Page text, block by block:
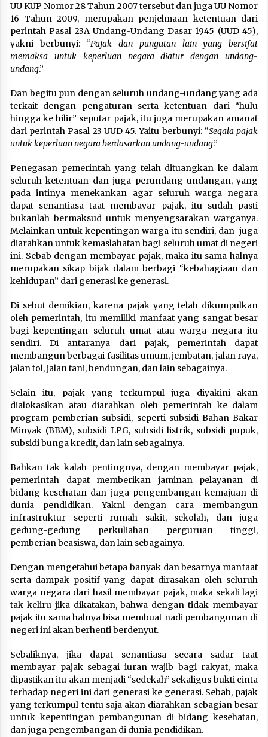
UU KUP Nomor 28 Tahun 2007 tersebut dan juga UU Nomor
16 Tahun 2009, merupakan penjelmaan ketentuan dari
perintah Pasal 23A Undang-Undang Dasar 1945 (UUD 45),
yakni berbunyi: “Pajak dan pungutan lain yang bersifat
memaksa untuk keperluan negara diatur dengan undang-
undang.”
Dan begitu pun dengan seluruh undang-undang yang ada
terkait dengan pengaturan serta ketentuan dari “hulu
hingga ke hilir” seputar pajak, itu juga merupakan amanat
dari perintah Pasal 23 UUD 45. Yaitu berbunyi: “Segala pajak
untuk keperluan negara berdasarkan undang-undang.”
Penegasan pemerintah yang telah dituangkan ke dalam
seluruh ketentuan dan juga perundang-undangan, yang
pada intinya menekankan agar seluruh warga negara
dapat senantiasa taat membayar pajak, itu sudah pasti
bukanlah bermaksud untuk menyengsarakan warganya.
Melainkan untuk kepentingan warga itu sendiri, dan juga
diarahkan untuk kemaslahatan bagi seluruh umat di negeri
ini. Sebab dengan membayar pajak, maka itu sama halnya
merupakan sikap bijak dalam berbagi “kebahagiaan dan
kehidupan” dari generasi ke generasi.
Di sebut demikian, karena pajak yang telah dikumpulkan
oleh pemerintah, itu memiliki manfaat yang sangat besar
bagi kepentingan seluruh umat atau warga negara itu
sendiri. Di antaranya dari pajak, pemerintah dapat
membangun berbagai fasilitas umum, jembatan, jalan raya,
jalan tol, jalan tani, bendungan, dan lain sebagainya.
Selain itu, pajak yang terkumpul juga diyakini akan
dialokasikan atau diarahkan oleh pemerintah ke dalam
program pemberian subsidi, seperti subsidi Bahan Bakar
Minyak (BBM), subsidi LPG, subsidi listrik, subsidi pupuk,
subsidi bunga kredit, dan lain sebagainya.
Bahkan tak kalah pentingnya, dengan membayar pajak,
pemerintah dapat memberikan jaminan pelayanan di
bidang kesehatan dan juga pengembangan kemajuan di
dunia pendidikan. Yakni dengan cara membangun
infrastruktur seperti rumah sakit, sekolah, dan juga
gedung-gedung perkuliahan perguruan tinggi,
pemberian beasiswa, dan lain sebagainya.
Dengan mengetahui betapa banyak dan besarnya manfaat
serta dampak positif yang dapat dirasakan oleh seluruh
warga negara dari hasil membayar pajak, maka sekali lagi
tak keliru jika dikatakan, bahwa dengan tidak membayar
pajak itu sama halnya bisa membuat nadi pembangunan di
negeri ini akan berhenti berdenyut.
Sebaliknya, jika dapat senantiasa secara sadar taat
membayar pajak sebagai iuran wajib bagi rakyat, maka
dipastikan itu akan menjadi “sedekah” sekaligus bukti cinta
terhadap negeri ini dari generasi ke generasi. Sebab, pajak
yang terkumpul tentu saja akan diarahkan sebagian besar
untuk kepentingan pembangunan di bidang kesehatan,
dan juga pengembangan di dunia pendidikan.